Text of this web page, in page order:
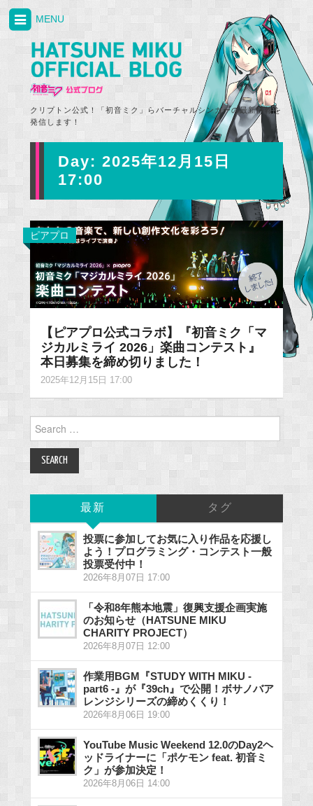
クリプトン公式！「初音ミク」らバーチャルシンガーの最新情報を
発信します！
MENU
Day: 2025年12月15日
17:00
ピアプロ
【ピアプロ公式コラボ】『初音ミク「マ
ジカルミライ 2026」楽曲コンテスト』
本日募集を締め切りました！
2025年12月15日 17:00
for:
最新 タグ
投票に参加してお気に入り作品を応援し
よう！プログラミング・コンテスト一般
投票受付中！
2026年8月07日 17:00
「令和8年熊本地震」復興支援企画実施
のお知らせ（HATSUNE MIKU
CHARITY PROJECT）
2026年8月07日 12:00
作業用BGM『STUDY WITH MIKU -
part6 -』が『39ch』で公開！ボサノバア
レンジシリーズの締めくくり！
2026年8月06日 19:00
YouTube Music Weekend 12.0のDay2ヘ
ッドライナーに「ポケモン feat. 初音ミ
ク」が参加決定！
2026年8月06日 14:00